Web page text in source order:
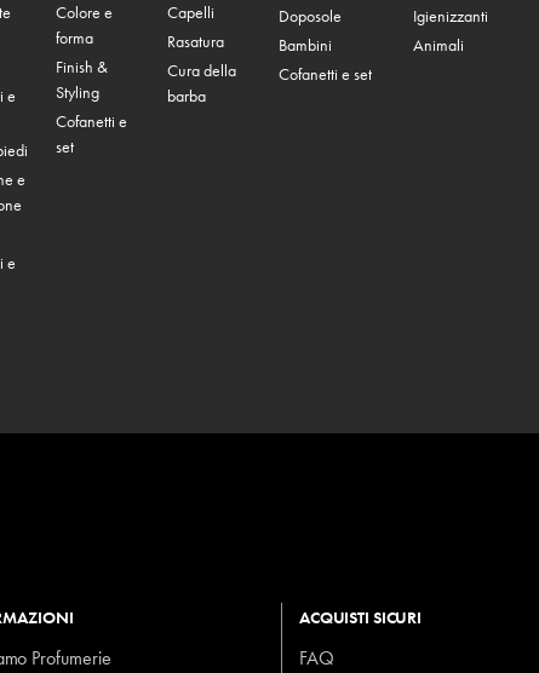
e
e
e
Colore e
forma
Finish &
Styling
Cofanetti e
set
Capelli
Rasatura
Cura della
barba
Doposole
Bambini
Cofanetti e set
Igienizzanti
Animali
Profumerie
ACQUISTI SICURI
FAQ